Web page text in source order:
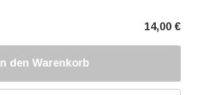
14,00 €
In den Warenkorb